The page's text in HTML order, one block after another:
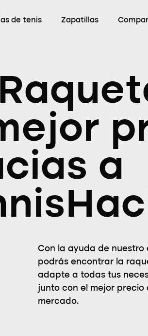
de tenis Zapatillas
a
Con la ayuda de nuestro
podrás encontrar la
adapte a todas tus
junto con el mejor precio
mercado.